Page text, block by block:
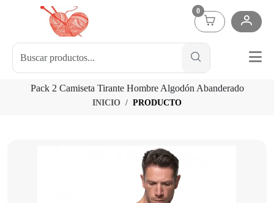
0
Pack 2 Camiseta Tirante Hombre Algodón Abanderado
INICIO PRODUCTO